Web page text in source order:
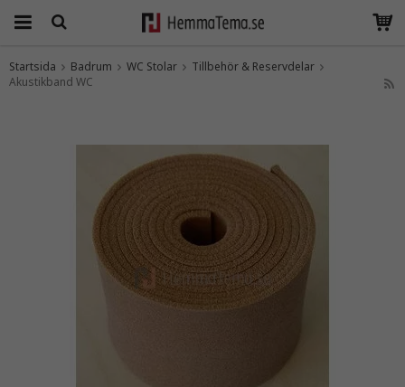
Startsida Badrum WC Stolar
Tillbehör & Reservdelar
Akustikband WC